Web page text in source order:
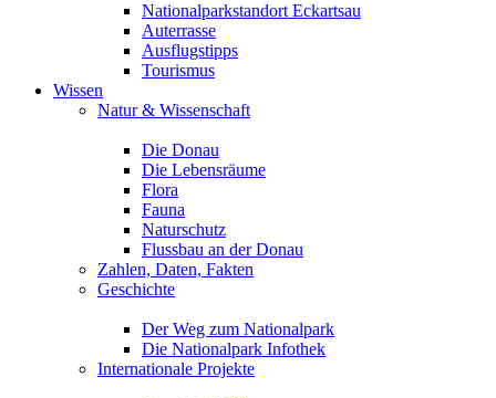
Nationalparkstandort Eckartsau
Auterrasse
Ausflugstipps
Tourismus
Wissen
Natur & Wissenschaft
Die Donau
Die Lebensräume
Flora
Fauna
Naturschutz
Flussbau an der Donau
Zahlen, Daten, Fakten
Geschichte
Der Weg zum Nationalpark
Die Nationalpark Infothek
Internationale Projekte